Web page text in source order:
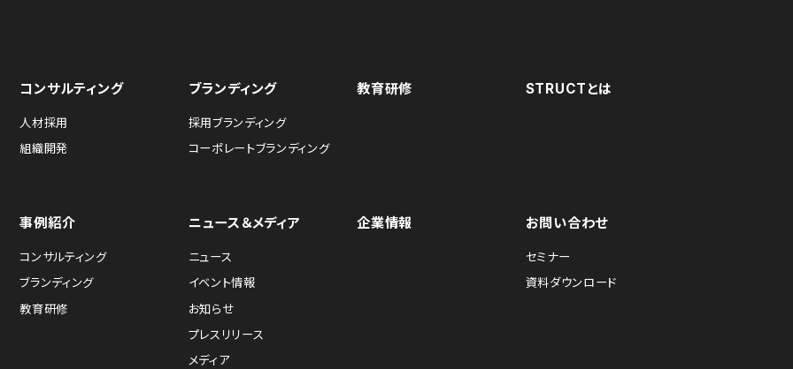
コンサルティング
人材採用
組織開発
ブランディング
採用ブランディング
コーポレートブランディング
教育研修 STRUCTとは
事例紹介
コンサルティング
ブランディング
教育研修
ニュース＆メディア
ニュース
イベント情報
お知らせ
プレスリリース
メディア
企業情報 お問い合わせ
セミナー
資料ダウンロード